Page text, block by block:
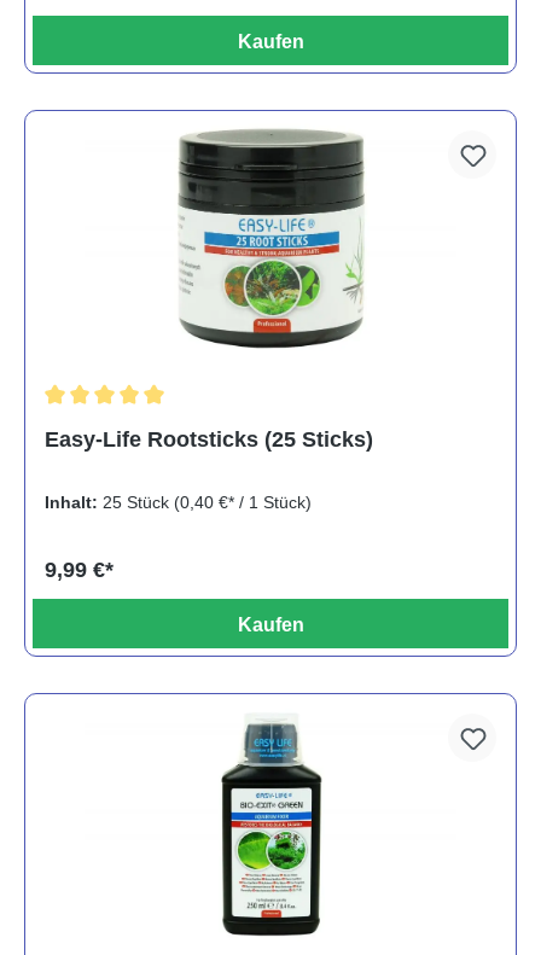
Kaufen
Easy-Life Rootsticks (25 Sticks)
Inhalt: 25 Stück (0,40 €* / 1 Stück)
9,99 €*
Kaufen